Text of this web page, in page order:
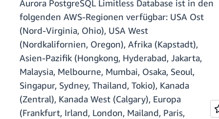
Aurora PostgreSQL Limitless Database ist in den
folgenden AWS-Regionen verfügbar: USA Ost
(Nord-Virginia, Ohio), USA West
(Nordkalifornien, Oregon), Afrika (Kapstadt),
Asien-Pazifik (Hongkong, Hyderabad, Jakarta,
Malaysia, Melbourne, Mumbai, Osaka, Seoul,
Singapur, Sydney, Thailand, Tokio), Kanada
(Zentral), Kanada West (Calgary), Europa
(Frankfurt, Irland, London, Mailand, Paris,